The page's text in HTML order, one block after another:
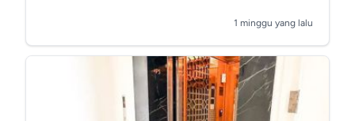
1 minggu yang lalu